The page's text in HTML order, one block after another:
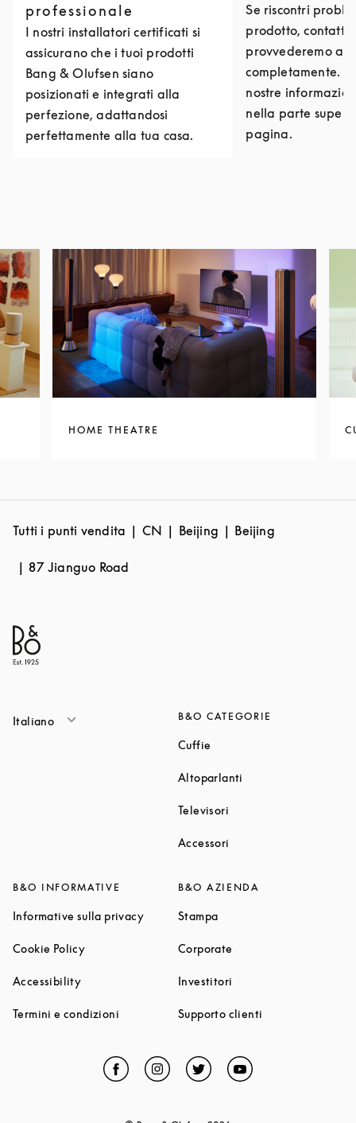
professionale
I nostri installatori certificati si
assicurano che i tuoi prodotti
Bang & Olufsen siano
posizionati e integrati alla
perfezione, adattandosi
perfettamente alla tua casa.
Se riscontri
prodotto,
provvederemo a
completamente.
nostre
nella parte
pagina.
HOME THEATRE
Tutti i punti vendita CN Beijing Beijing
87 Jianguo Road
Italiano B&O CATEGORIE
Cuffie
Altoparlanti
Televisori
Accessori
B&O INFORMATIVE
Informative sulla privacyLink Opens in New Tab
Cookie PolicyLink Opens in New Tab
AccessibilityLink Opens in New Tab
Termini e condizioni Link Opens in New Tab
B&O AZIENDA
StampaLink Opens in New Tab
Corporate
Investitori
Supporto clienti
Facebook
Link Opens in New Tab
Instagram
Link Opens in New Tab
TwitterLink Opens in New Tab
YouTubeLink Opens in